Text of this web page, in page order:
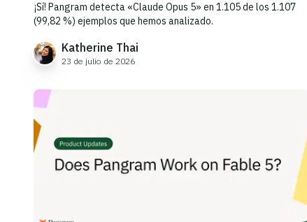
¡Sí! Pangram detecta «Claude Opus 5» en 1.105 de los 1.107
(99,82 %) ejemplos que hemos analizado.
Katherine Thai
23 de julio de 2026